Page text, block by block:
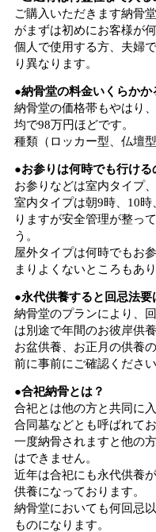
ご購入いただきます納骨
がまずは初めにお客様が
個人で使用する方、夫婦
り異なります。
●納骨堂の料金いくらかか
納骨堂の価格帯もやはり
均で98万円ほどです。
種類（ロッカー型、仏壇
●お参りは何時でも行ける
お参りなどは室内タイプ
室内タイプは朝9時、10
りますが安全管理が整っ
う。
屋外タイプは何時でもお
まりよくないところもあり
●永代供養すると回忌法要
納骨堂のプランにより、
は別途で年間のお彼岸供養
お盆供養、お正月の供養
前に事前にご確認ください
●合祀納骨とは？
合祀とは他の方と共同に
合同墓などとも呼ばれてお
一度納骨されますと他の
はできません。
近年は合祀にも永代供養
供養になっております。
納骨堂においても何回忌
ものになります。